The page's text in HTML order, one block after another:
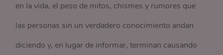
en la vida, el peso de mitos, chismes y rumores que
las personas sin un verdadero conocimiento andan
diciendo y, en lugar de informar, terminan causando